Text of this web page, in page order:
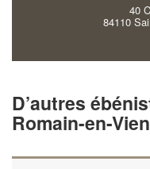
40
84110
D’autres
Romain-en-